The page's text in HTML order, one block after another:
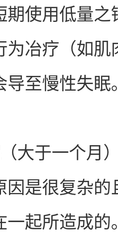
期使用低量
为冶疗（如
导至慢性失眠
大于一个月
因是很复杂
一起所造成